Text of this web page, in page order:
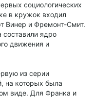
социологических
в кружок входил
Винер и Фремонт-Смит.
ядро
движения и
из серии
на которых была
виде. Для Франка и